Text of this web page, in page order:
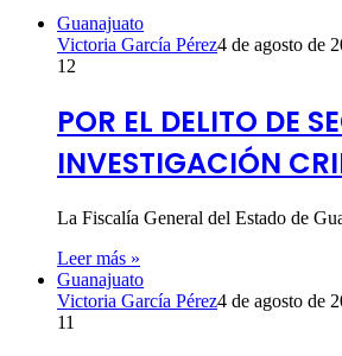
Guanajuato
Victoria García Pérez4 de agosto de
12
POR EL DELITO DE
INVESTIGACIÓN
La Fiscalía General del Estado de
Leer más »
Guanajuato
Victoria García Pérez4 de agosto de
11